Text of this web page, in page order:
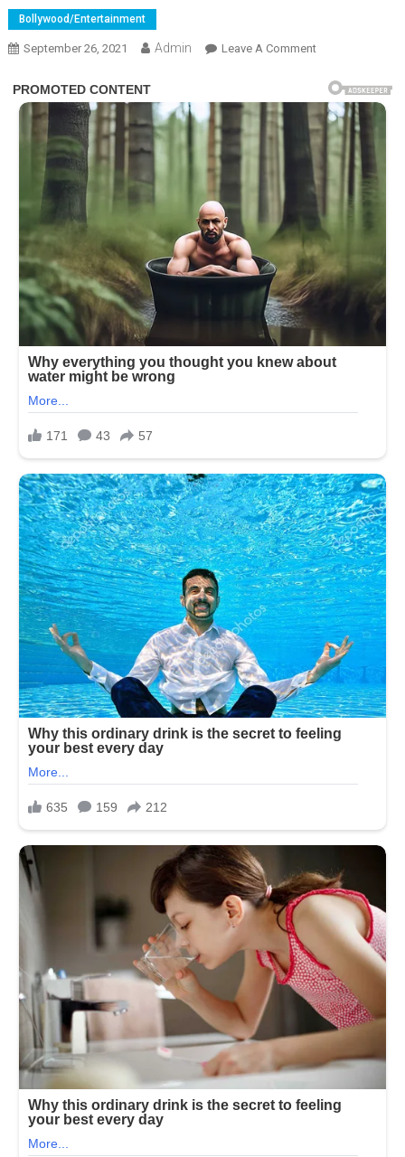
Bollywood/Entertainment
September 26, 2021 Admin Leave A CommentOn
સમયે
ફિલ્મમાં
બાળકની
ભૂમિકાથી
પ્રખ્યાત
થયેલા
બાળ
કલાકાર
આજે
2021માં
બની
છે
માતા-